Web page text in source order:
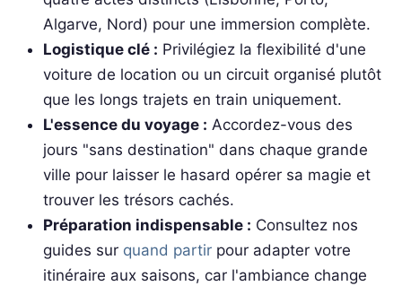
Algarve, Nord) pour une immersion complète.
Logistique clé : Privilégiez la flexibilité d'une
voiture de location ou un circuit organisé plutôt
que les longs trajets en train uniquement.
L'essence du voyage : Accordez-vous des
jours "sans destination" dans chaque grande
ville pour laisser le hasard opérer sa magie et
trouver les trésors cachés.
Préparation indispensable : Consultez nos
guides sur quand partir pour adapter votre
itinéraire aux saisons, car l'ambiance change